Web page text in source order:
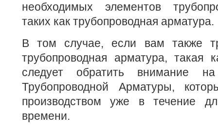
необходимых элементов
таких как трубопроводная арматура.
В том случае, если вам также
трубопроводная арматура, такая
следует обратить внимание
Трубопроводной Арматуры,
производством уже в течение
времени.